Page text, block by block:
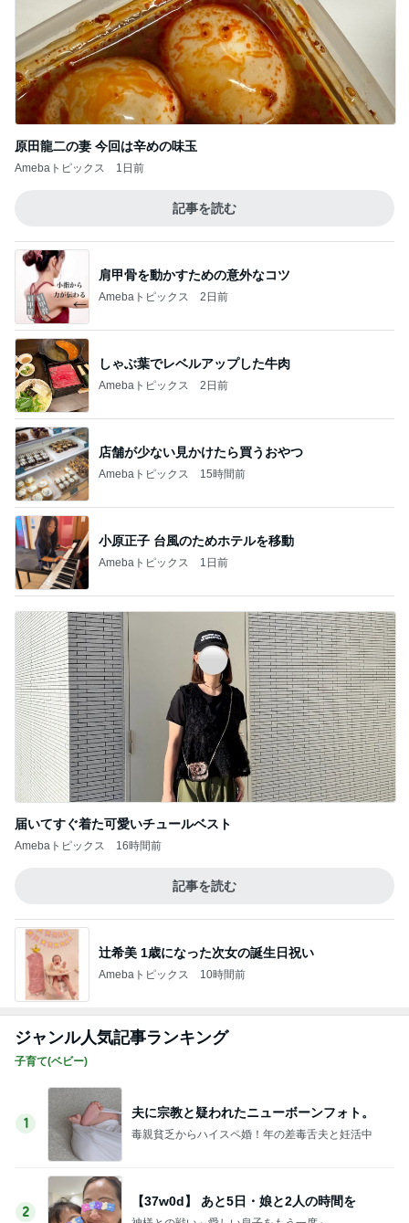
原田龍二の妻 今回は辛めの味玉
Amebaトピックス 1日前
記事を読む
肩甲骨を動かすための意外なコツ
Amebaトピックス 2日前
しゃぶ葉でレベルアップした牛肉
Amebaトピックス 2日前
店舗が少ない見かけたら買うおやつ
Amebaトピックス 15時間前
小原正子 台風のためホテルを移動
Amebaトピックス 1日前
届いてすぐ着た可愛いチュールベスト
Amebaトピックス 16時間前
記事を読む
辻希美 1歳になった次女の誕生日祝い
Amebaトピックス 10時間前
ジャンル人気記事ランキング
子育て(ベビー)
1
夫に宗教と疑われたニューボーンフォト。
毒親貧乏からハイスペ婚！年の差毒舌夫と妊活中
2
【37w0d】 あと5日・娘と2人の時間を